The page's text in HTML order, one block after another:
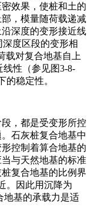
效果，使桩和土的
，模量随荷载递减
深度的变形接近线
度区段的变形相
载对复合地基自上
性（参见图3-8-
的稳定性。
，都是受变形所控
石灰桩复合地基中
控制着算合地基的
与天然地基的标准
复合地基的比例界
。因此用沉降为
地基的承载力是适